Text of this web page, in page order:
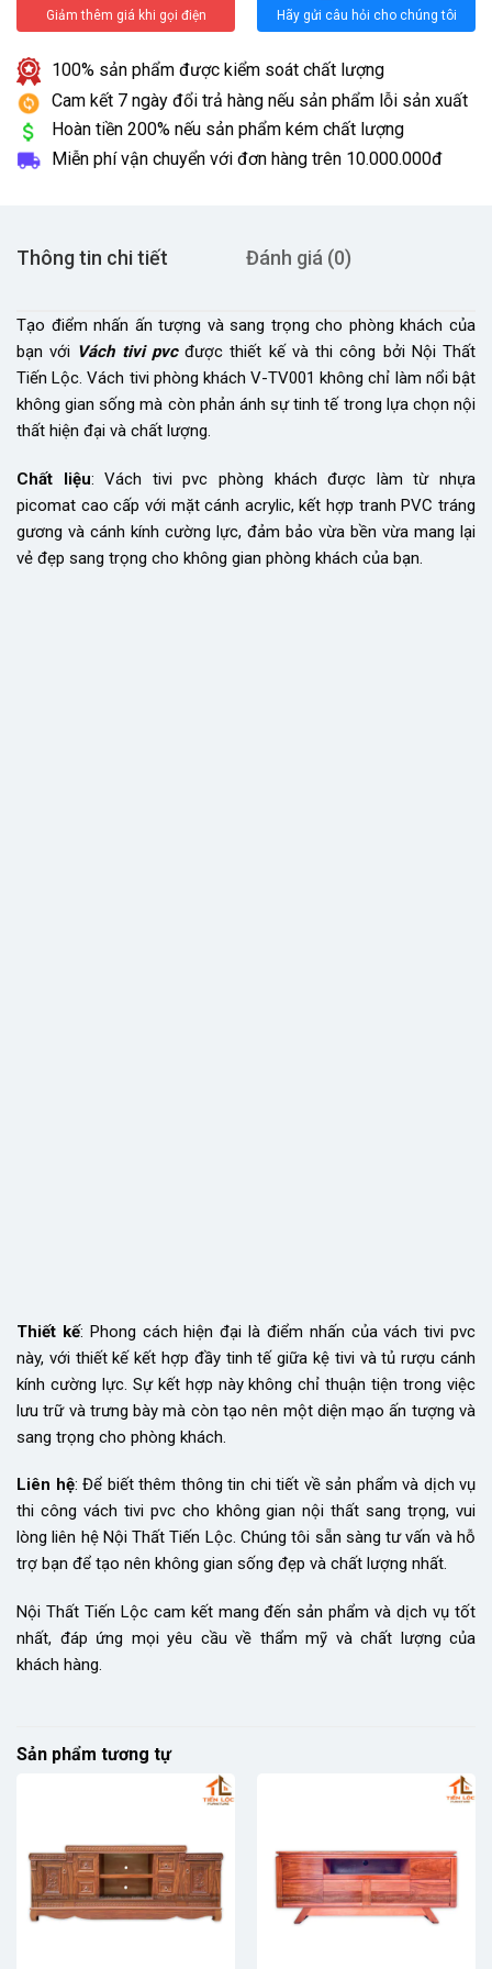
Giảm thêm giá khi gọi điện Hãy gửi câu hỏi cho chúng tôi
100% sản phẩm được kiểm soát chất lượng
Cam kết 7 ngày đổi trả hàng nếu sản phẩm lỗi sản xuất
Hoàn tiền 200% nếu sản phẩm kém chất lượng
Miễn phí vận chuyển với đơn hàng trên 10.000.000đ
Thông tin chi tiết Đánh giá (0)
Tạo điểm nhấn ấn tượng và sang trọng cho phòng khách của
bạn với Vách tivi pvcđược thiết kế và thi công bởi Nội Thất
Tiến Lộc. Vách tivi phòng khách V-TV001 không chỉ làm nổi bật
không gian sống mà còn phản ánh sự tinh tế trong lựa chọn nội
thất hiện đại và chất lượng.
Chất liệu: Vách tivi pvc phòng khách được làm từ nhựa
picomat cao cấp với mặt cánh acrylic, kết hợp tranh PVC tráng
gương và cánh kính cường lực, đảm bảo vừa bền vừa mang lại
vẻ đẹp sang trọng cho không gian phòng khách của bạn.
Thiết kế: Phong cách hiện đại là điểm nhấn của vách tivi pvc
này, với thiết kế kết hợp đầy tinh tế giữa kệ tivi và tủ rượu cánh
kính cường lực. Sự kết hợp này không chỉ thuận tiện trong việc
lưu trữ và trưng bày mà còn tạo nên một diện mạo ấn tượng và
sang trọng cho phòng khách.
Liên hệ: Để biết thêm thông tin chi tiết về sản phẩm và dịch vụ
thi công vách tivi pvc cho không gian nội thất sang trọng, vui
lòng liên hệ Nội Thất Tiến Lộc. Chúng tôi sẵn sàng tư vấn và hỗ
trợ bạn để tạo nên không gian sống đẹp và chất lượng nhất.
Nội Thất Tiến Lộc cam kết mang đến sản phẩm và dịch vụ tốt
nhất, đáp ứng mọi yêu cầu về thẩm mỹ và chất lượng của
khách hàng.
Sản phẩm tương tự